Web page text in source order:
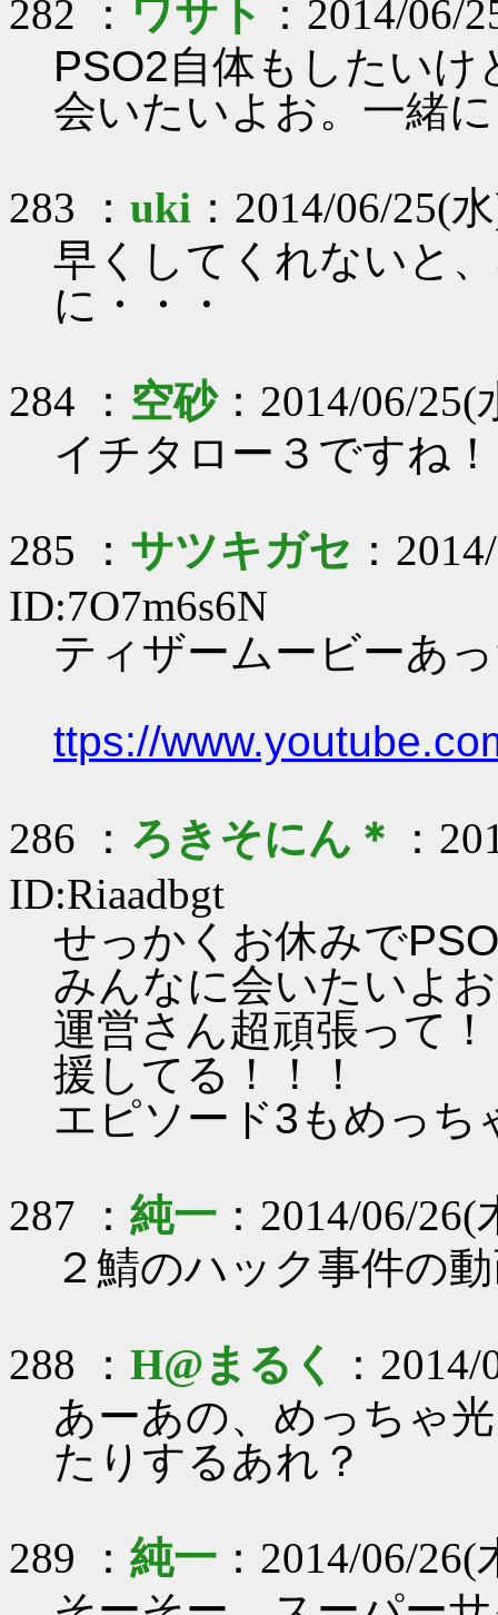
282 ： ワサト ：2014/06/
PSO2自体もしたい
会いたいよお。一緒
283 ： uki ：2014/06/25(
早くしてくれないと
に・・・
284 ： 空砂：2014/06/25(
イチタロー３ですね！
285 ： サツキガセ ：
ID:7O7m6s6N
ティザームービーあ
ttps://
286 ： ろきそにん＊
：
ID:Riaadbgt
せっかくお休みで
みんなに会いたいよ
運営さん超頑張って
援してる！！！
エピソード3もめっち
287 ： 純一 ：2014/06/
２鯖のハック事件の
288 ： H@まるく
：
あーあの、めっちゃ
たりするあれ？
289 ： 純一 ：2014/06/